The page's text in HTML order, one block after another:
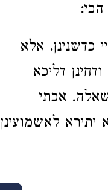
כדשנינן. אלא
דליכא
אכתי
לאשמועינן